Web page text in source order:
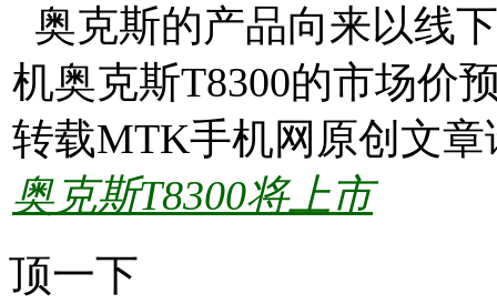
奥克斯的产品向来以线
机奥克斯T8300的市场价
转载MTK手机网原创文
奥克斯T8300将上市
顶一下